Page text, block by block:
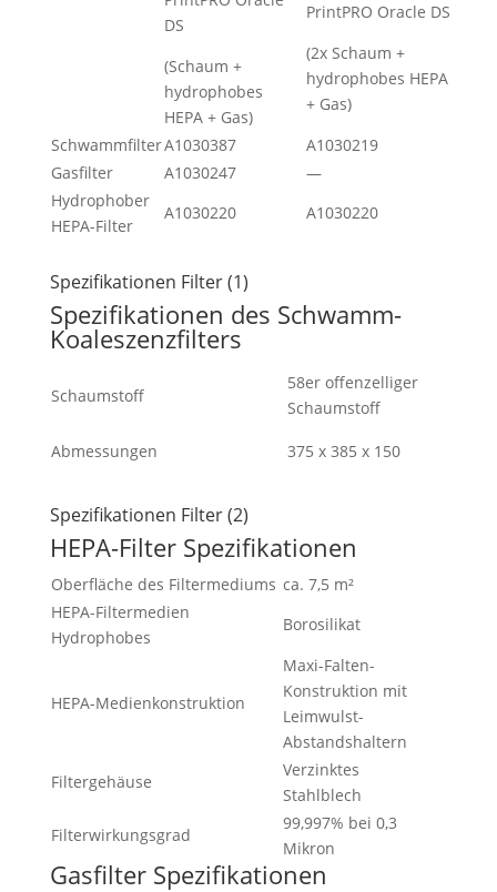
DS
(Schaum +
hydrophobes
HEPA + Gas)
PrintPRO Oracle DS
(2x Schaum +
hydrophobes HEPA
+ Gas)
SchwammfilterA1030387
A1030219
Gasfilter
A1030247
—
Hydrophober
HEPA-Filter
A1030220 A1030220
Spezifikationen Filter (1)
Spezifikationen des Schwamm-
Koaleszenzfilters
Schaumstoff
58er offenzelliger
Schaumstoff
Abmessungen 375 x 385 x 150
Spezifikationen Filter (2)
HEPA-Filter Spezifikationen
Oberfläche des Filtermediums ca. 7,5 m²
HEPA-Filtermedien
Hydrophobes
Borosilikat
HEPA-Medienkonstruktion
Maxi-Falten-
Konstruktion mit
Leimwulst-
Abstandshaltern
Filtergehäuse
Verzinktes
Stahlblech
Filterwirkungsgrad
99,997% bei 0,3
Mikron
Gasfilter Spezifikationen